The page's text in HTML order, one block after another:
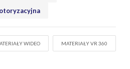
WIDEO MATERIAŁY VR 360